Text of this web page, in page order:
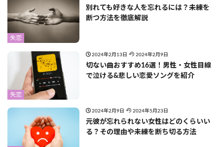
失恋
別れても好きな人を忘れるには？未練を
断つ方法を徹底解説
失恋
2024年2月13日 2024年2月9日
切ない曲おすすめ16選！男性・女性目線
で泣ける&悲しい恋愛ソングを紹介
2024年2月9日 2024年5月23日
元彼が忘れられない女性はどのくらいい
る？その理由や未練を断ち切る方法